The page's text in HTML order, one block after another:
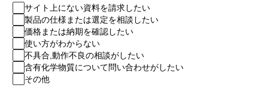
サイト上にない資料を請求したい
製品の仕様または選定を相談したい
価格または納期を確認したい
使い方がわからない
不具合,動作不良の相談がしたい
含有化学物質について問い合わせがしたい
その他